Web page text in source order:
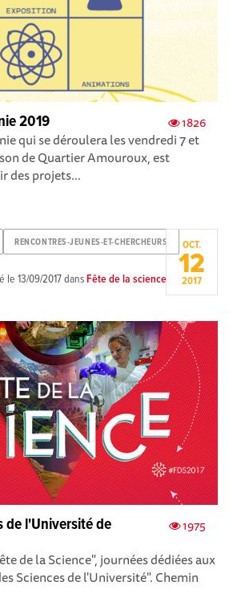
1826
2019
qui se déroulera les vendredi 7 et
de Quartier Amouroux, est
des projets...
RENCONTRES-JEUNES-ET-CHERCHEURS
le13/09/2017dansFête de la science
OCT.
12
2017
1975
de l'Université de
de la Science", journées dédiées aux
Sciences de l'Université". Chemin